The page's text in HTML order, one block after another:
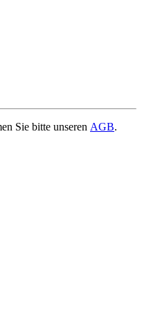
Sie bitte unseren AGB.